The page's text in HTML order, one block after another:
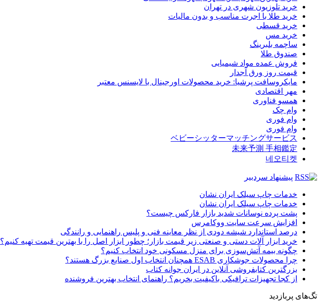
خرید تلوزیون شهری در تهران
خرید طلا با اجرت مناسب و بدون مالیات
خرید قسطی
خرید مس
ساچمه بلبرینگ
صندوق طلا
فروش عمده مواد شیمیایی
قیمت روز ورق آجدار
مایکروسافت پرشیا: خرید محصولات اورجینال با لایسنس معتبر
مهر اقتصادی
همسو فناوری
وام چک
وام فوری
وام فوری
ベビーシッターマッチングサービス
未来予測 手相鑑定
네오티켓
پیشنهاد سردبیر
خدمات چاپ سیلک ایران نشان
خدمات چاپ سیلک ایران نشان
پشت پرده نوسانات شدید بازار فارکس چیست؟
افزایش سرعت سایت ووکامرس
درصد استاندارد شیشه دودی از نظر معاینه فنی و پلیس راهنمایی و رانندگی
خرید ابزار آلات دستی و صنعتی زیر قیمت بازار؛ چطور ابزار اصل را با بهترین قیمت تهیه کنیم؟
چگونه بیمه آتش‌سوزی برای منزل مسکونی خود انتخاب کنیم؟
چرا محصولات جوشکاری ESAB همچنان انتخاب اول صنایع بزرگ هستند؟
بزرگترین کتابفروشی آنلاین در ایران جوانه کتاب
از کجا تجهیزات ترافیکی باکیفیت بخریم؟ راهنمای انتخاب بهترین فروشنده
تگ‌های پربازدید